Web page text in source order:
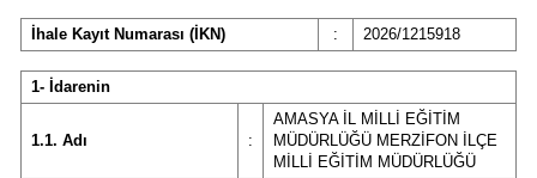
İhale Kayıt Numarası (İKN) : 2026/1215918
1- İdarenin
1.1. Adı :
AMASYA İL MİLLİ EĞİTİM
MÜDÜRLÜĞÜ MERZİFON İLÇE
MİLLİ EĞİTİM MÜDÜRLÜĞÜ